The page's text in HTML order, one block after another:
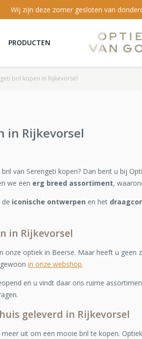
Wij zijn deze zomer gesloten van
PRODUCTEN
bril kopen in Rijkevorsel
in Rijkevorsel
van Serengeti kopen? Dan bent u bij
we een erg breed assortiment,
iconische ontwerpen en het
in Rijkevorsel
onze optiek in Beerse. Maar heeft u
in onze webshop.
en u vindt daar ons ruime
geleverd in Rijkevorsel
uit om een mooie bril te kopen.